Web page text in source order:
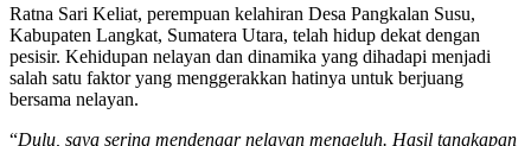
Ratna Sari Keliat, perempuan kelahiran Desa Pangkalan Susu,
Kabupaten Langkat, Sumatera Utara, telah hidup dekat dengan
pesisir. Kehidupan nelayan dan dinamika yang dihadapi menjadi
salah satu faktor yang menggerakkan hatinya untuk berjuang
bersama nelayan.
“Dulu, saya sering mendengar nelayan mengeluh. Hasil tangkapan